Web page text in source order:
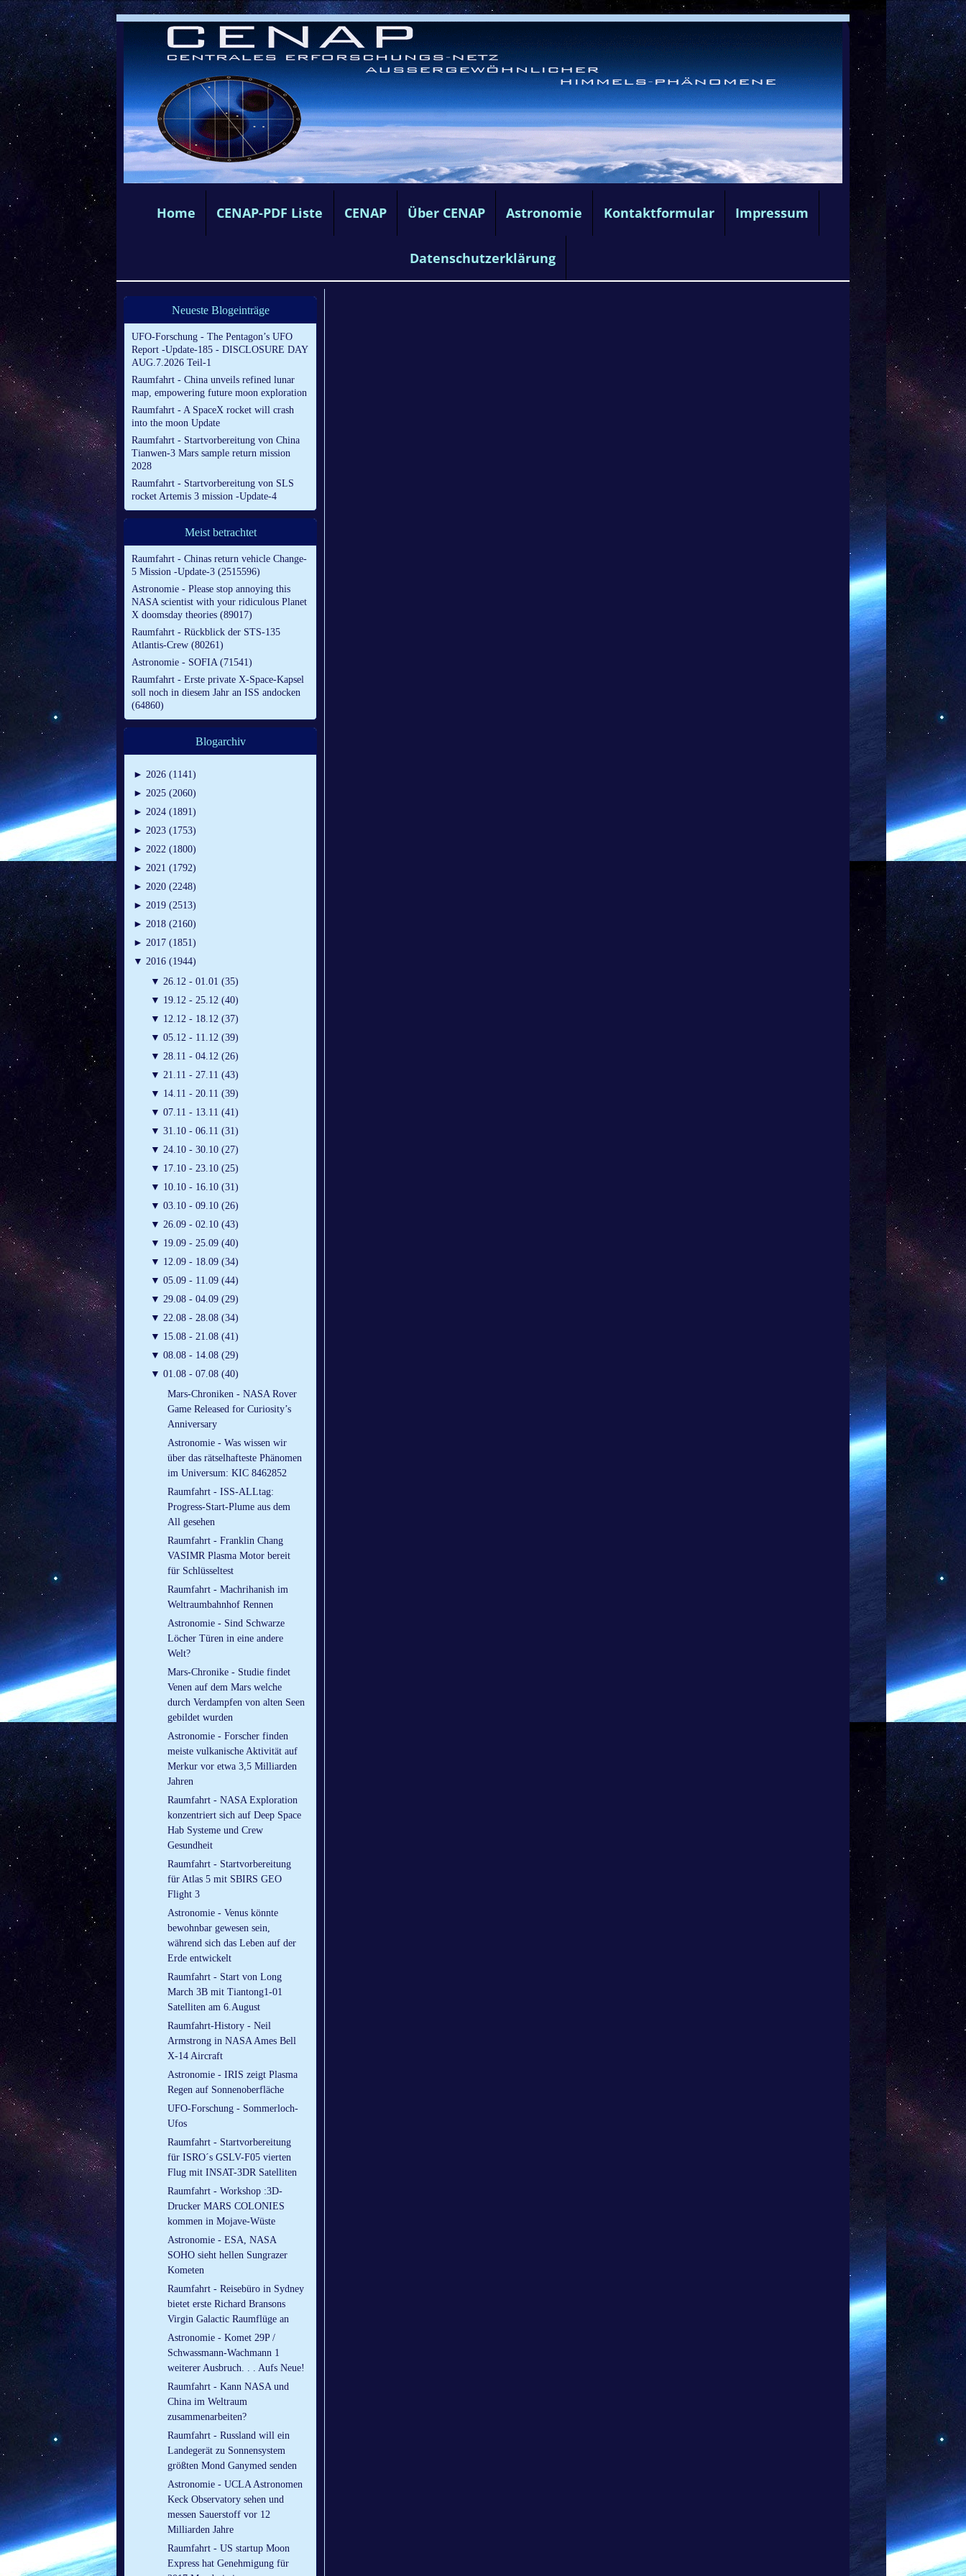
Home CENAP-PDF Liste CENAP Über CENAP Astronomie Kontaktformular Impressum
Datenschutzerklärung
Neueste Blogeinträge
UFO-Forschung - The Pentagon’s UFO
Report -Update-185 - DISCLOSURE DAY
AUG.7.2026 Teil-1
Raumfahrt - China unveils refined lunar
map, empowering future moon exploration
Raumfahrt - A SpaceX rocket will crash
into the moon Update
Raumfahrt - Startvorbereitung von China
Tianwen-3 Mars sample return mission
2028
Raumfahrt - Startvorbereitung von SLS
rocket Artemis 3 mission -Update-4
Meist betrachtet
Raumfahrt - Chinas return vehicle Change-
5 Mission -Update-3 (2515596)
Astronomie - Please stop annoying this
NASA scientist with your ridiculous Planet
X doomsday theories (89017)
Raumfahrt - Rückblick der STS-135
Atlantis-Crew (80261)
Astronomie - SOFIA (71541)
Raumfahrt - Erste private X-Space-Kapsel
soll noch in diesem Jahr an ISS andocken
(64860)
Blogarchiv
► 2026 (1141)
► 2025 (2060)
► 2024 (1891)
► 2023 (1753)
► 2022 (1800)
► 2021 (1792)
► 2020 (2248)
► 2019 (2513)
► 2018 (2160)
► 2017 (1851)
▼ 2016 (1944)
▼ 26.12 - 01.01 (35)
▼ 19.12 - 25.12 (40)
▼ 12.12 - 18.12 (37)
▼ 05.12 - 11.12 (39)
▼ 28.11 - 04.12 (26)
▼ 21.11 - 27.11 (43)
▼ 14.11 - 20.11 (39)
▼ 07.11 - 13.11 (41)
▼ 31.10 - 06.11 (31)
▼ 24.10 - 30.10 (27)
▼ 17.10 - 23.10 (25)
▼ 10.10 - 16.10 (31)
▼ 03.10 - 09.10 (26)
▼ 26.09 - 02.10 (43)
▼ 19.09 - 25.09 (40)
▼ 12.09 - 18.09 (34)
▼ 05.09 - 11.09 (44)
▼ 29.08 - 04.09 (29)
▼ 22.08 - 28.08 (34)
▼ 15.08 - 21.08 (41)
▼ 08.08 - 14.08 (29)
▼ 01.08 - 07.08 (40)
Mars-Chroniken - NASA Rover
Game Released for Curiosity’s
Anniversary
Astronomie - Was wissen wir
über das rätselhafteste Phänomen
im Universum: KIC 8462852
Raumfahrt - ISS-ALLtag:
Progress-Start-Plume aus dem
All gesehen
Raumfahrt - Franklin Chang
VASIMR Plasma Motor bereit
für Schlüsseltest
Raumfahrt - Machrihanish im
Weltraumbahnhof Rennen
Astronomie - Sind Schwarze
Löcher Türen in eine andere
Welt?
Mars-Chronike - Studie findet
Venen auf dem Mars welche
durch Verdampfen von alten Seen
gebildet wurden
Astronomie - Forscher finden
meiste vulkanische Aktivität auf
Merkur vor etwa 3,5 Milliarden
Jahren
Raumfahrt - NASA Exploration
konzentriert sich auf Deep Space
Hab Systeme und Crew
Gesundheit
Raumfahrt - Startvorbereitung
für Atlas 5 mit SBIRS GEO
Flight 3
Astronomie - Venus könnte
bewohnbar gewesen sein,
während sich das Leben auf der
Erde entwickelt
Raumfahrt - Start von Long
March 3B mit Tiantong1-01
Satelliten am 6.August
Raumfahrt-History - Neil
Armstrong in NASA Ames Bell
X-14 Aircraft
Astronomie - IRIS zeigt Plasma
Regen auf Sonnenoberfläche
UFO-Forschung - Sommerloch-
Ufos
Raumfahrt - Startvorbereitung
für ISRO´s GSLV-F05 vierten
Flug mit INSAT-3DR Satelliten
Raumfahrt - Workshop :3D-
Drucker MARS COLONIES
kommen in Mojave-Wüste
Astronomie - ESA, NASA
SOHO sieht hellen Sungrazer
Kometen
Raumfahrt - Reisebüro in Sydney
bietet erste Richard Bransons
Virgin Galactic Raumflüge an
Astronomie - Komet 29P /
Schwassmann-Wachmann 1
weiterer Ausbruch. . . Aufs Neue!
Raumfahrt - Kann NASA und
China im Weltraum
zusammenarbeiten?
Raumfahrt - Russland will ein
Landegerät zu Sonnensystem
größten Mond Ganymed senden
Astronomie - UCLA Astronomen
Keck Observatory sehen und
messen Sauerstoff vor 12
Milliarden Jahre
Raumfahrt - US startup Moon
Express hat Genehmigung für